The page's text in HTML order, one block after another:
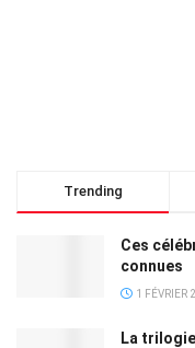
Trending
Ces
connues
1 FÉVRIER
La